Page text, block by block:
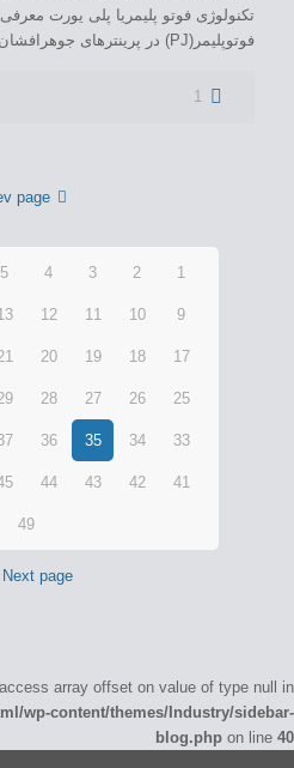
تکنولوژی فوتو پلیمریا پلی یورت
فوتوپلیمر(PJ) در پرینترهای جوهرافشان از سرپیچ […]
1
page
1
2
3
4
5
9
10
11
12
17
18
19
20
25
26
27
28
33
34
35
36
41
42
43
44
49
Next page
array offset on value of type null in
wp-content/themes/Industry/sidebar-
blog.php on line 40